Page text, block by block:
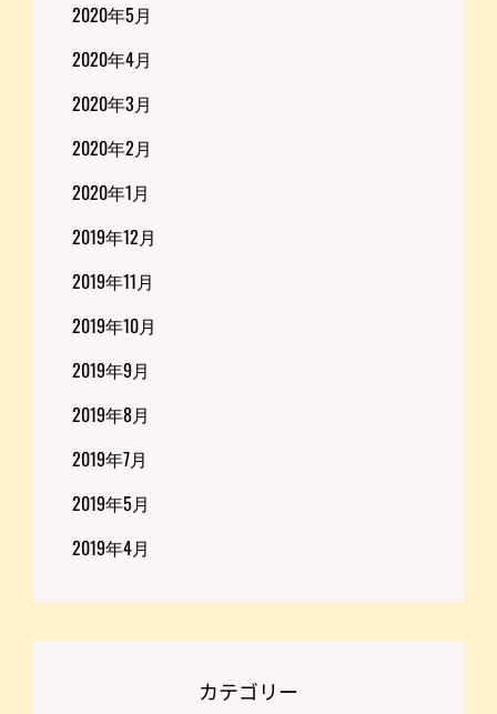
2020年5月
2020年4月
2020年3月
2020年2月
2020年1月
2019年12月
2019年11月
2019年10月
2019年9月
2019年8月
2019年7月
2019年5月
2019年4月
カテゴリー